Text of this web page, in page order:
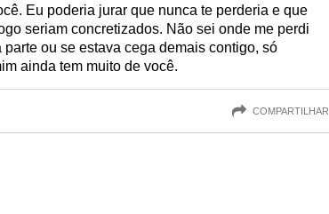
Eu poderia jurar que nunca te perderia e que
seriam concretizados. Não sei onde me perdi
ou se estava cega demais contigo, só
ainda tem muito de você.
COMPARTILHAR